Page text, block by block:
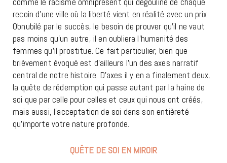
recoin d’une ville où la liberté vient en réalité avec un prix.
Obnubilé par le succès, le besoin de prouver qu’il ne vaut
pas moins qu’un autre, il en oubliera l’humanité des
femmes qu’il prostitue. Ce fait particulier, bien que
brièvement évoqué est d’ailleurs l’un des axes narratif
central de notre histoire. D’axes il y en a finalement deux,
la quête de rédemption qui passe autant par la haine de
soi que par celle pour celles et ceux qui nous ont créés,
mais aussi, l’acceptation de soi dans son entièreté
qu’importe votre nature profonde.
QUÊTE DE SOI EN MIROIR